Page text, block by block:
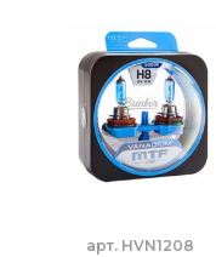
арт. HVN1208